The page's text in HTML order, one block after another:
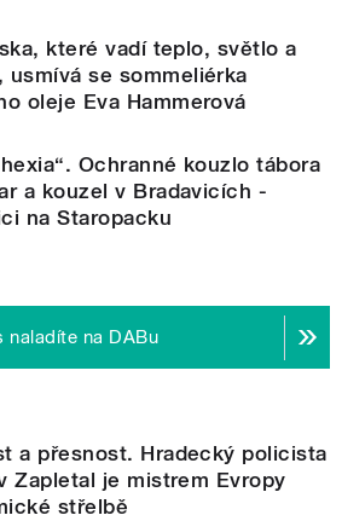
které vadí teplo, světlo a
usmívá se sommeliérka
oleje Eva Hammerová
Ochranné kouzlo tábora
a kouzel v Bradavicích -
na Staropacku
naladíte na DABu
a přesnost. Hradecký policista
Zapletal je mistrem Evropy
střelbě